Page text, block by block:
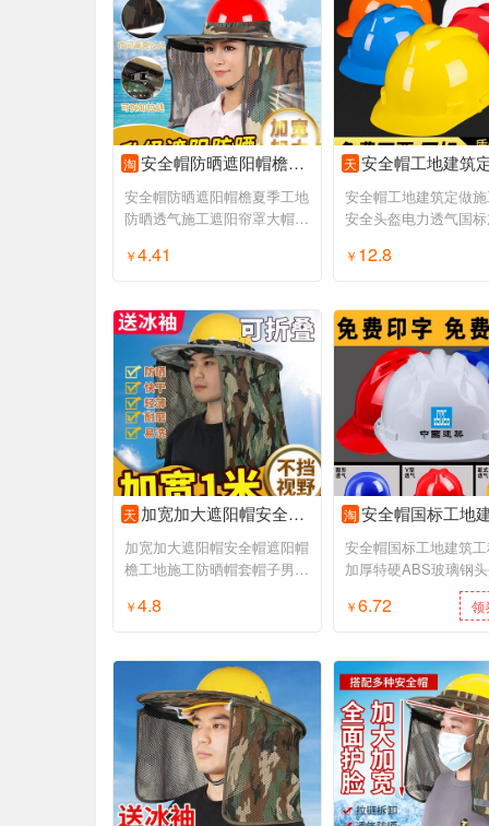
淘 安全帽防晒遮阳帽檐夏季工地防晒透气施工遮阳帘罩大帽檐挡光神器
安全帽防晒遮阳帽檐夏季工地
防晒透气施工遮阳帘罩大帽檐
￥4.41
天 安全帽工地建筑定做施工领导安全头盔电力透气国标加厚
安全帽工地建筑定做
安全头盔电力透气国
￥ 12.8
天 加宽加大遮阳帽安全帽遮阳帽檐工地施工防晒帽套帽子男夏季太阳帽
加宽加大遮阳帽安全帽遮阳帽
檐工地施工防晒帽套帽子男夏
￥4.8
淘 安全帽国标工地建筑工程施工加厚特硬ABS玻璃钢头盔领
安全帽国标工地建筑
加厚特硬ABS玻璃钢
￥6.72 领